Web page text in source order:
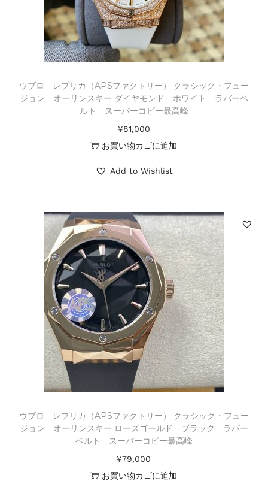
ウブロ レプリカ（APSファクトリー） クラシック・フュー
ジョン オーリンスキー ダイヤモンド ホワイト ラバーベ
ルト スーパーコピー最高峰
¥81,000
お買い物カゴに追加
Add to Wishlist
ウブロ レプリカ（APSファクトリー） クラシック・フュー
ジョン オーリンスキー ローズゴールド ブラック ラバー
ベルト スーパーコピー最高峰
¥79,000
お買い物カゴに追加